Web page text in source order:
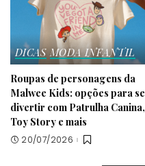
DICAS MODA INFANTIL
Roupas de personagens da
Malwee Kids: opções para se
divertir com Patrulha Canina,
Toy Story e mais
20/07/2026